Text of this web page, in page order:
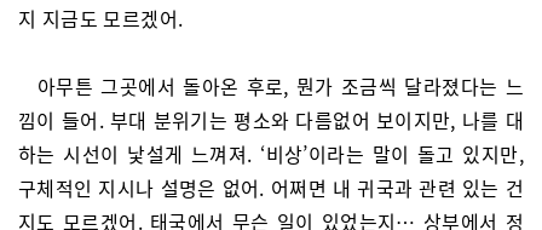
지 지금도 모르겠어.
아무튼 그곳에서 돌아온 후로, 뭔가 조금씩 달라졌다는 느
낌이 들어. 부대 분위기는 평소와 다름없어 보이지만, 나를 대
하는 시선이 낯설게 느껴져. ‘비상’이라는 말이 돌고 있지만,
구체적인 지시나 설명은 없어. 어쩌면 내 귀국과 관련 있는 건
지도 모르겠어. 태국에서 무슨 일이 있었는지… 상부에서 정